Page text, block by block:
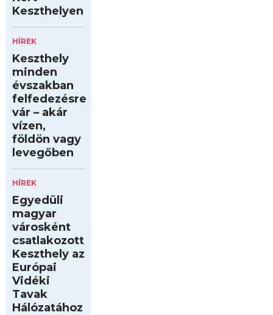
Keszthelyen
HÍREK
Keszthely
minden
évszakban
felfedezésre
vár – akár
vízen,
földön vagy
levegőben
HÍREK
Egyedüli
magyar
városként
csatlakozott
Keszthely az
Európai
Vidéki
Tavak
Hálózatához